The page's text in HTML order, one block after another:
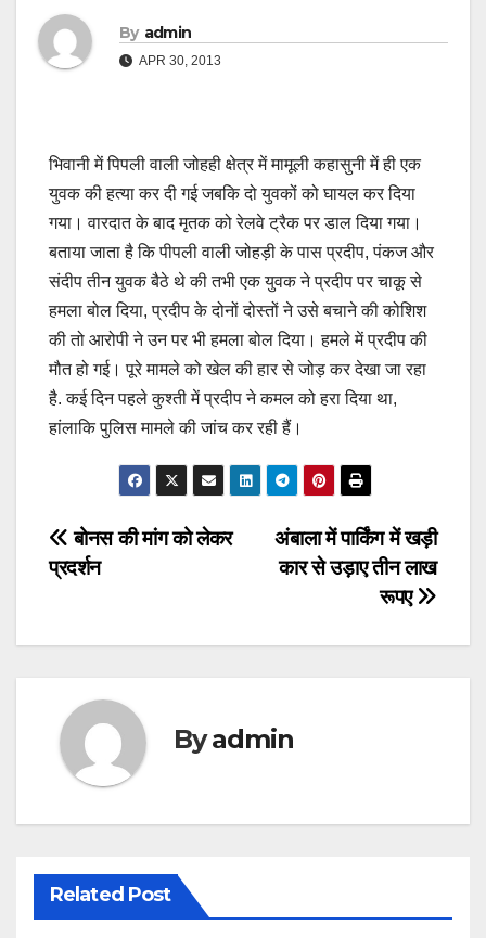
By admin
APR 30, 2013
भिवानी में पिपली वाली जोहही क्षेत्र में मामूली कहासुनी में ही एक
युवक की हत्या कर दी गई जबकि दो युवकों को घायल कर दिया
गया। वारदात के बाद मृतक को रेलवे ट्रैक पर डाल दिया गया।
बताया जाता है कि पीपली वाली जोहड़ी के पास प्रदीप, पंकज और
संदीप तीन युवक बैठे थे की तभी एक युवक ने प्रदीप पर चाकू से
हमला बोल दिया, प्रदीप के दोनों दोस्तों ने उसे बचाने की कोशिश
की तो आरोपी ने उन पर भी हमला बोल दिया। हमले में प्रदीप की
मौत हो गई। पूरे मामले को खेल की हार से जोड़ कर देखा जा रहा
है. कई दिन पहले कुश्ती में प्रदीप ने कमल को हरा दिया था,
हांलाकि पुलिस मामले की जांच कर रही हैं।
Post
navigation
अंबाला में पार्किंग में खड़ी
कार से उड़ाए तीन लाख
रूपए
बोनस की मांग को लेकर
प्रदर्शन
Byadmin
Related Post